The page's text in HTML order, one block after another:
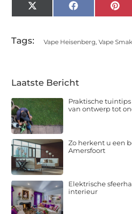
X
(Twitter)
Facebook
Tags: Vape Heisenberg,Vape
Laatste Bericht
Praktische
van ontwerp tot
Zo herkent u een
Amersfoort
Elektrische
interieur